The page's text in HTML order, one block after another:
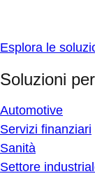
Esplora le
Soluzioni
Automotive
Servizi finanziari
Sanità
Settore